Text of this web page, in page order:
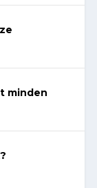
minden